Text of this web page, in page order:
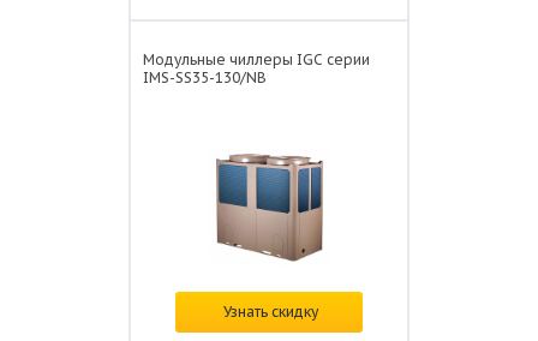
Модульные чиллеры IGC серии
IMS-SS35-130/NB
по запросу
Узнать скидку